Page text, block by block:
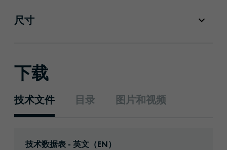
尺寸
下载
技术文件 目录 图片和视频
技术数据表 - 英文（EN）